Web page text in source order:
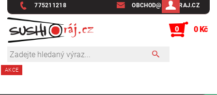
775211218 OBCHOD@SUSHIRAJ.CZ
0 0 Kč
AKCE